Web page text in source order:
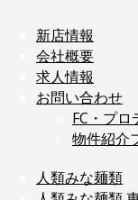
新店情報
会社概要
求人情報
お問い合わせ
FC・プ
物件紹介
人類みな麺類